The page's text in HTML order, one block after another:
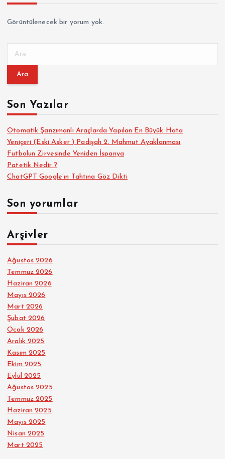
Görüntülenecek bir yorum yok.
m
:Son Yazılar
Otomatik Şanzımanlı Araçlarda Yapılan En Büyük Hata
Yeniçeri (Eski Asker ) Padişah 2. Mahmut Ayaklanması
Futbolun Zirvesinde Yeniden İspanya
Patetik Nedir ?
ChatGPT Google’ın Tahtına Göz Dikti
Son yorumlar
Arşivler
Ağustos 2026
Temmuz 2026
Haziran 2026
Mayıs 2026
Mart 2026
Şubat 2026
Ocak 2026
Aralık 2025
Kasım 2025
Ekim 2025
Eylül 2025
Ağustos 2025
Temmuz 2025
Haziran 2025
Mayıs 2025
Nisan 2025
Mart 2025